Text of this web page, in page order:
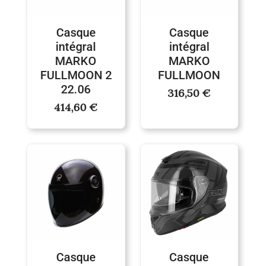
Casque
intégral
MARKO
FULLMOON 2
22.06
414,60€
Casque
intégral
MARKO
FULLMOON
316,50€
Casque
de
prix :
569,71 €
à
753,05 €
Casque